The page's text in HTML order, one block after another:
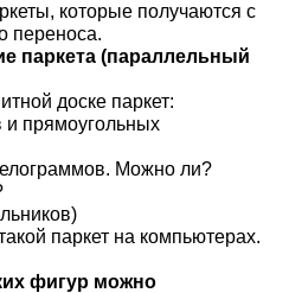
которые получаются с
переноса.
паркета (параллельный
доске паркет:
и прямоугольных
Можно ли?
паркет на компьютерах.
фигур можно